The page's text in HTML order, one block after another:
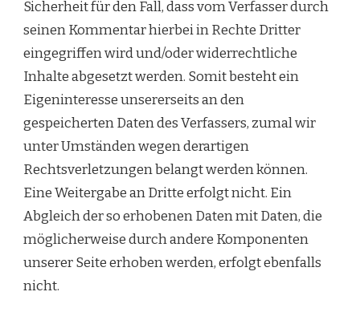
Sicherheit für den Fall, dass vom Verfasser durch
seinen Kommentar hierbei in Rechte Dritter
eingegriffen wird und/oder widerrechtliche
Inhalte abgesetzt werden. Somit besteht ein
Eigeninteresse unsererseits an den
gespeicherten Daten des Verfassers, zumal wir
unter Umständen wegen derartigen
Rechtsverletzungen belangt werden können.
Eine Weitergabe an Dritte erfolgt nicht. Ein
Abgleich der so erhobenen Daten mit Daten, die
möglicherweise durch andere Komponenten
unserer Seite erhoben werden, erfolgt ebenfalls
nicht.